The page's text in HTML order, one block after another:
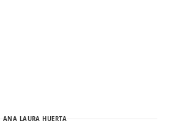
ANA LAURA HUERTA